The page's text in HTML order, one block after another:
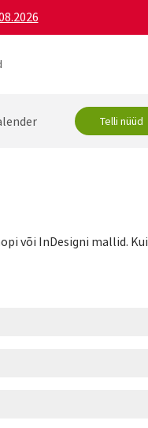
Telli nüüd
või InDesigni mallid. Kui